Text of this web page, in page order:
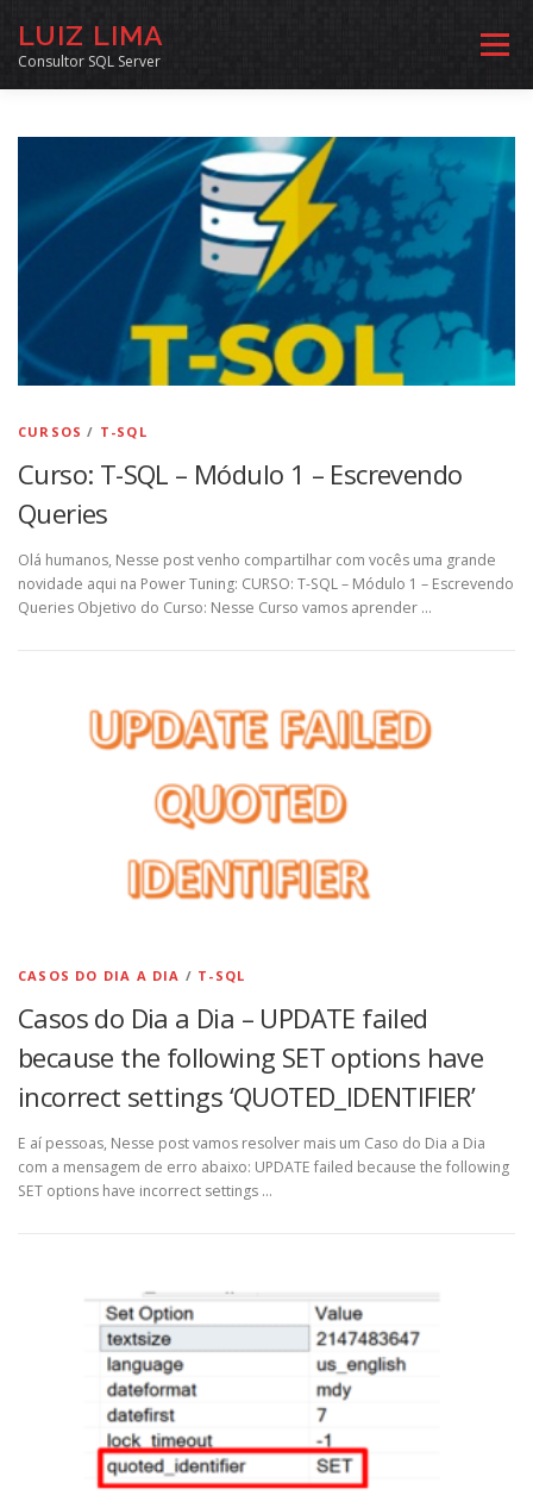
LUIZ LIMA
Consultor SQL Server
Menu
MENTORIA SQL CURSOS EXERCÍCIOS SQL
INÍCIO ARQUIVO LINKS COMUNIDADE
CONTATO
CURSOS / T-SQL
Curso: T-SQL – Módulo 1 – Escrevendo
Queries
Olá humanos, Nesse post venho compartilhar com vocês uma grande
novidade aqui na Power Tuning: CURSO: T-SQL – Módulo 1 – Escrevendo
Queries Objetivo do Curso: Nesse Curso vamos aprender …
CASOS DO DIA A DIA / T-SQL
Casos do Dia a Dia – UPDATE failed
because the following SET options have
incorrect settings ‘QUOTED_IDENTIFIER’
E aí pessoas, Nesse post vamos resolver mais um Caso do Dia a Dia
com a mensagem de erro abaixo: UPDATE failed because the following
SET options have incorrect settings …